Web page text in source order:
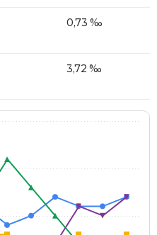
0,73 ‰
3,72 ‰